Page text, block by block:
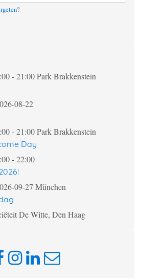
?
-21:00Park Brakkenstein
08-22
-21:00Park Brakkenstein
Day
-22:00
09-27 München
De Witte, Den Haag